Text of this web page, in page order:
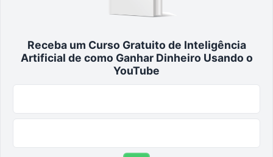
Receba um Curso Gratuito de Inteligência
Artificial de como Ganhar Dinheiro Usando o
YouTube